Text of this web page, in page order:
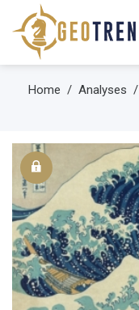
Home Analyses